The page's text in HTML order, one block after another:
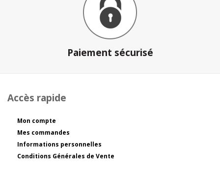
Paiement sécurisé
Accès rapide
Mon compte
Mes commandes
Informations personnelles
Conditions Générales de Vente